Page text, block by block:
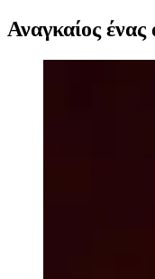
Αναγκαίος